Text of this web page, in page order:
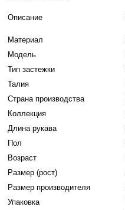
Описание
Материал
Модель
Тип застежки
Талия
Страна производства
Коллекция
Длина рукава
Пол
Возраст
Размер (рост)
Размер производителя
Упаковка